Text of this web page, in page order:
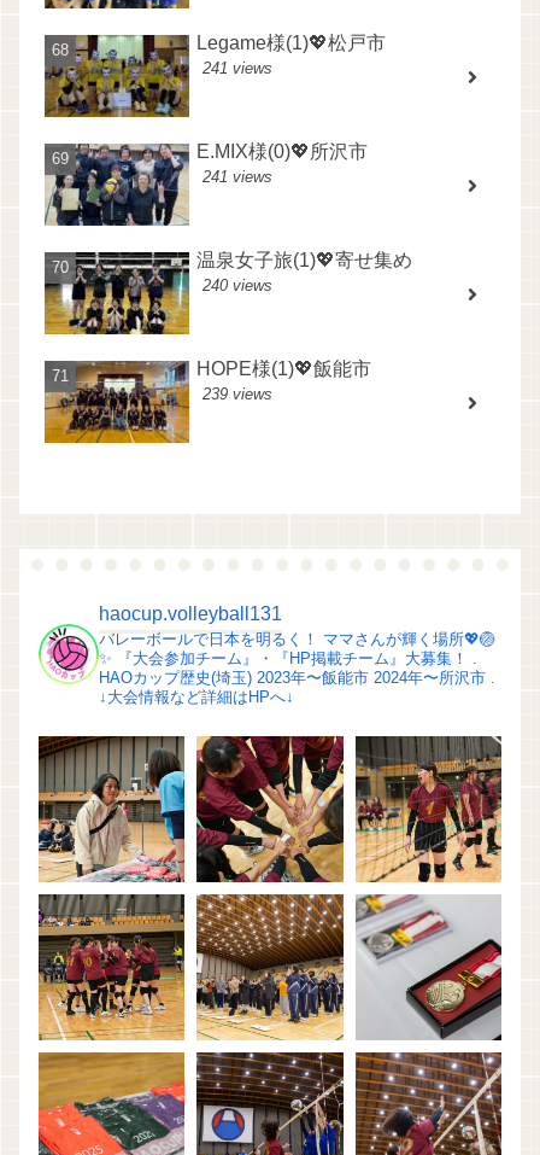
Legame様(1)💖松戸市
241 views
E.MIX様(0)💖所沢市
241 views
温泉女子旅(1)💖寄せ集め
240 views
HOPE様(1)💖飯能市
239 views
haocup.volleyball131
バレーボールで日本を明るく！
ママさんが輝く場所💖🏐
✨️ 『大会参加チーム』・『HP掲載チーム』大募集！
HAOカップ歴史(埼玉) 2023年〜飯能市 2024年〜所沢市
↓大会情報など詳細はHPへ↓